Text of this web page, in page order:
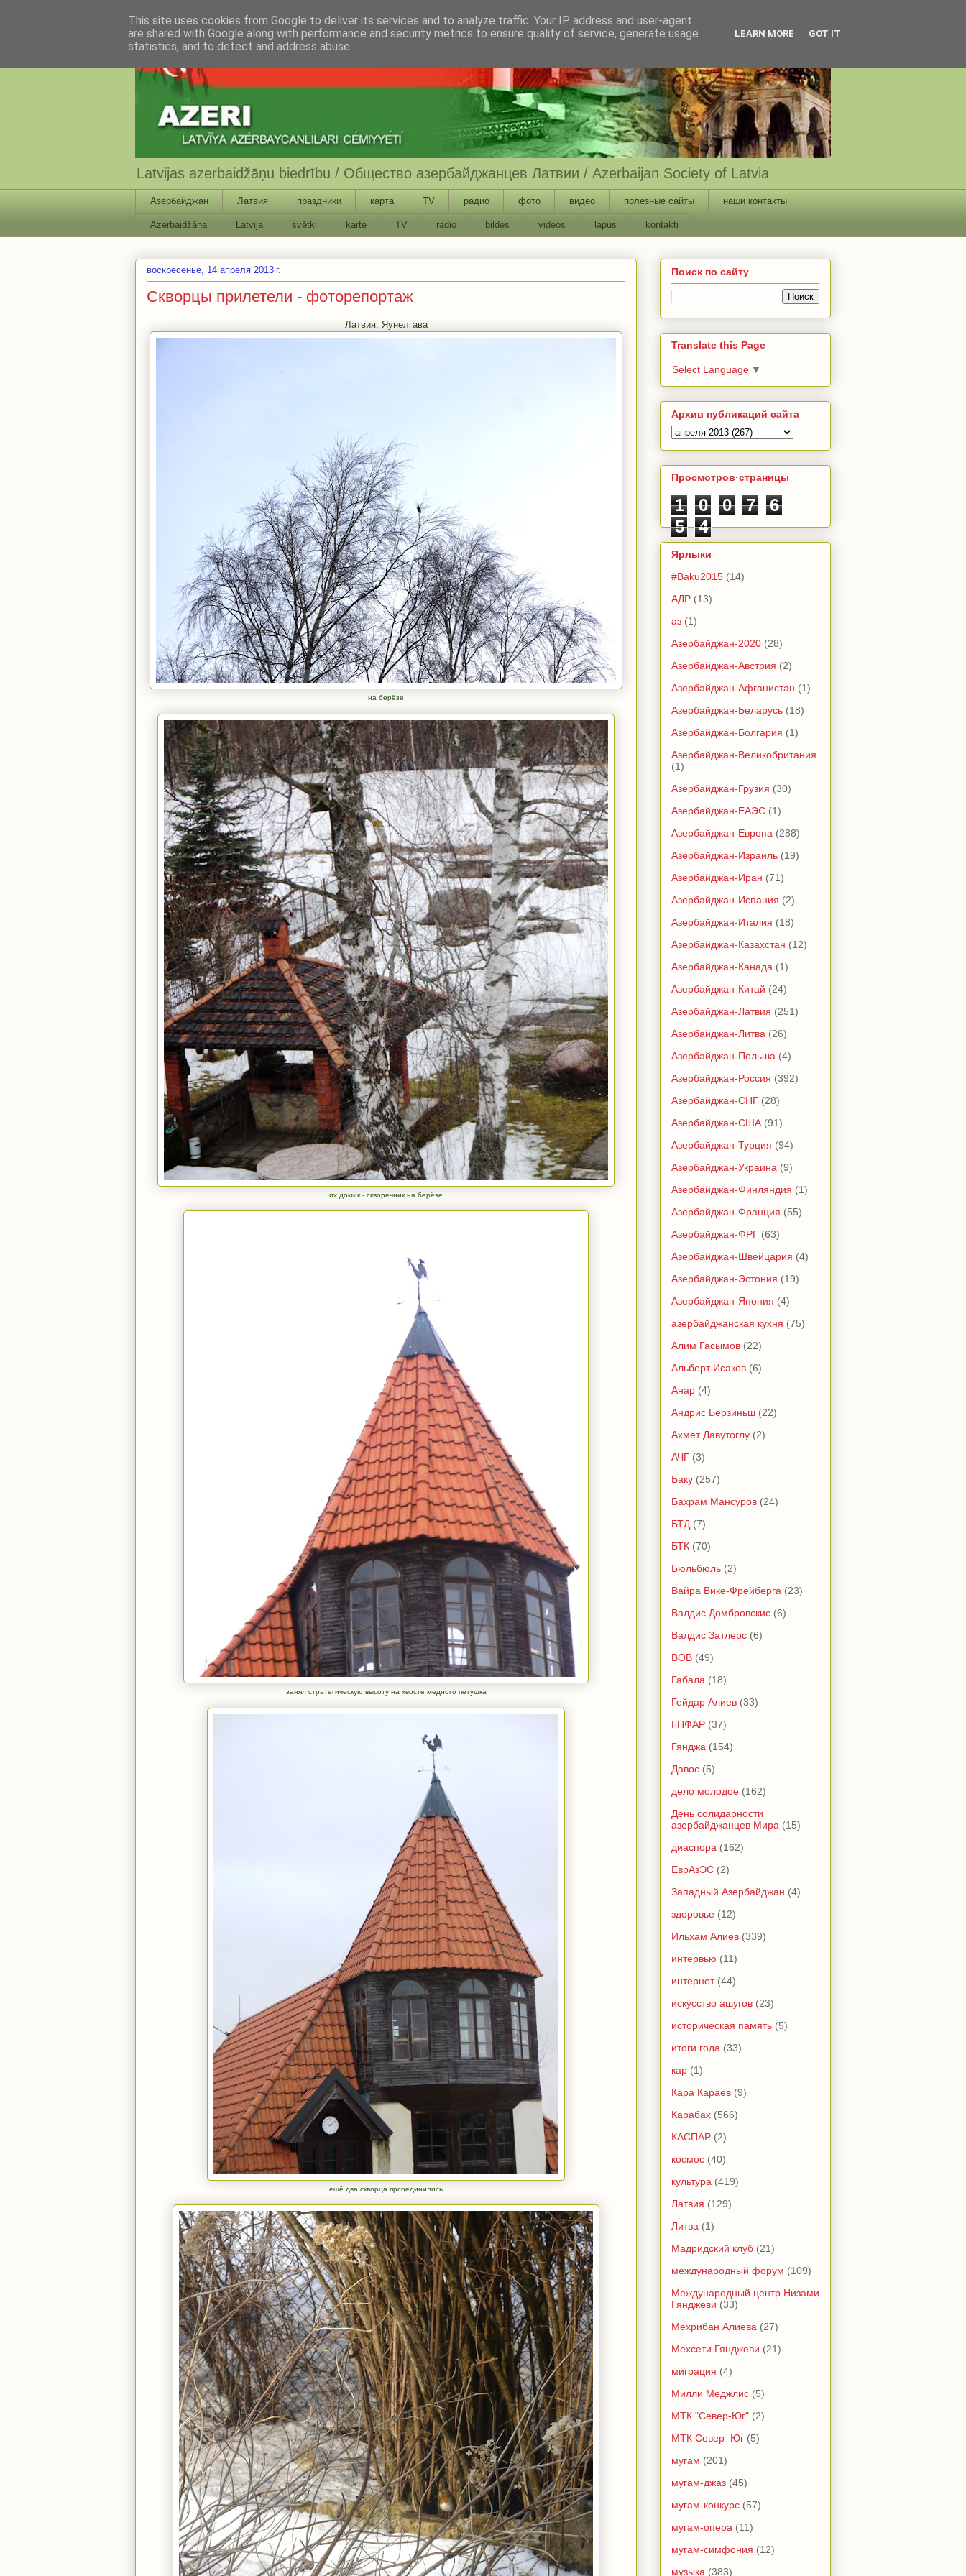
Latvijas azerbaidžāņu biedrību / Общество азербайджанцев Латвии / Azerbaijan Society of Latvia
Азербайджан Латвия праздники карта TV радио фото видео полезные сайты наши контакты
Azerbaidžāna Latvija svētki karte TV radio bildes videos lapus kontakti
воскресенье, 14 апреля 2013 г.
Скворцы прилетели - фоторепортаж
Латвия, Яунелгава
на берёзе
их домик - скворечник на берёзе
занял стратегическую высоту на хвосте медного петушка
ещё два скворца прсоединились
Поиск по сайту
Translate this Page
Select Language ▼
Архив публикаций сайта
Просмотров·страницы
1 0 0 7
6
5
4
Ярлыки
#Baku2015 (14)
АДР (13)
аз (1)
Азербайджан-2020 (28)
Азербайджан-Австрия (2)
Азербайджан-Афганистан (1)
Азербайджан-Беларусь (18)
Азербайджан-Болгария (1)
Азербайджан-Великобритания
(1)
Азербайджан-Грузия (30)
Азербайджан-ЕАЭС (1)
Азербайджан-Европа (288)
Азербайджан-Израиль (19)
Азербайджан-Иран (71)
Азербайджан-Испания (2)
Азербайджан-Италия (18)
Азербайджан-Казахстан (12)
Азербайджан-Канада (1)
Азербайджан-Китай (24)
Азербайджан-Латвия (251)
Азербайджан-Литва (26)
Азербайджан-Польша (4)
Азербайджан-Россия (392)
Азербайджан-СНГ (28)
Азербайджан-США (91)
Азербайджан-Турция (94)
Азербайджан-Украина (9)
Азербайджан-Финляндия (1)
Азербайджан-Франция (55)
Азербайджан-ФРГ (63)
Азербайджан-Швейцария (4)
Азербайджан-Эстония (19)
Азербайджан-Япония (4)
азербайджанская кухня (75)
Алим Гасымов (22)
Альберт Исаков (6)
Анар (4)
Андрис Берзиньш (22)
Ахмет Давутоглу (2)
АЧГ (3)
Баку (257)
Бахрам Мансуров (24)
БТД (7)
БТК (70)
Бюльбюль (2)
Вайра Вике-Фрейберга (23)
Валдис Домбровскис (6)
Валдис Затлерс (6)
ВОВ (49)
Габала (18)
Гейдар Алиев (33)
ГНФАР (37)
Гянджа (154)
Давос (5)
дело молодое (162)
День солидарности
азербайджанцев Мира (15)
диаспора (162)
ЕврАзЭС (2)
Западный Азербайджан (4)
здоровье (12)
Ильхам Алиев (339)
интервью (11)
интернет (44)
искусство ашугов (23)
историческая память (5)
итоги года (33)
кар (1)
Кара Караев (9)
Карабах (566)
КАСПАР (2)
космос (40)
культура (419)
Латвия (129)
Литва (1)
Мадридский клуб (21)
международный форум (109)
Международный центр Низами
Гянджеви (33)
Мехрибан Алиева (27)
Мехсети Гянджеви (21)
миграция (4)
Милли Меджлис (5)
МТК "Север-Юг" (2)
МТК Север–Юг (5)
мугам (201)
мугам-джаз (45)
мугам-конкурс (57)
мугам-опера (11)
мугам-симфония (12)
музыка (383)
This site uses cookies from Google to deliver its services and to analyze traffic. Your IP address and user-agent
are shared with Google along with performance and security metrics to ensure quality of service, generate usage
statistics, and to detect and address abuse.
LEARN MORE GOT IT